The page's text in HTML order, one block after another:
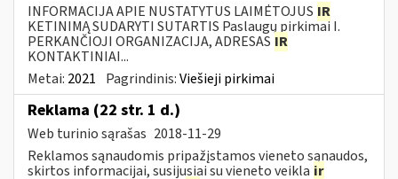
INFORMACIJA APIE NUSTATYTUS LAIMĖTOJUS IR
KETINIMĄ SUDARYTI SUTARTIS Paslaugų pirkimai I.
PERKANČIOJI ORGANIZACIJA, ADRESAS IR
KONTAKTINIAI...
Metai: 2021 Pagrindinis:Viešieji pirkimai
Reklama (22 str. 1 d.)
Web turinio sąrašas 2018-11-29
Reklamos sąnaudomis pripažįstamos vieneto sąnaudos,
skirtos informacijai, susijusiai su vieneto veikla ir